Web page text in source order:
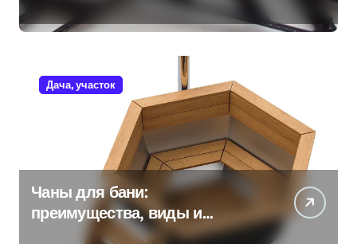
Дача, участок
Чаны для бани:
преимущества, виды и
особенности использования